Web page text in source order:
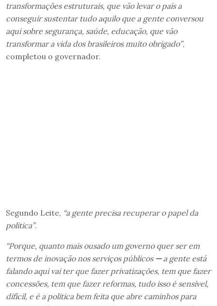
transformações estruturais, que vão levar o país a
conseguir sustentar tudo aquilo que a gente conversou
aqui sobre segurança, saúde, educação, que vão
transformar a vida dos brasileiros muito obrigado”,
completou o governador.
Segundo Leite, “a gente precisa recuperar o papel da
política”.
“Porque, quanto mais ousado um governo quer ser em
termos de inovação nos serviços públicos —a gente está
falando aqui vai ter que fazer privatizações, tem que fazer
concessões, tem que fazer reformas, tudo isso é sensível,
difícil, e é a política bem feita que abre caminhos para